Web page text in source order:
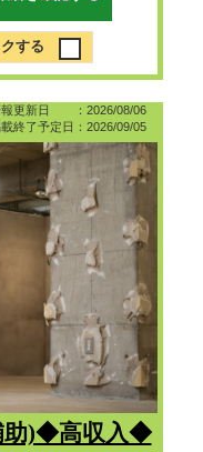
する
報更新日 ：2026/08/06
終了予定日：2026/09/05
助)◆高収入◆